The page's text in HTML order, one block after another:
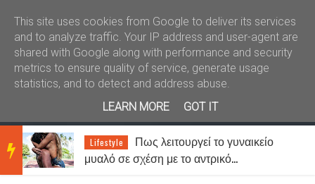
Καλώς ήλθατε Kral News
BRE Lifestyle
Πως λειτουργεί το γυναικείο
μυαλό σε σχέση με το αντρικό…
This site uses cookies from Google to deliver its services
and to analyze traffic. Your IP address and user-agent are
shared with Google along with performance and security
metrics to ensure quality of service, generate usage
statistics, and to detect and address abuse.
LEARN MORE
GOT IT